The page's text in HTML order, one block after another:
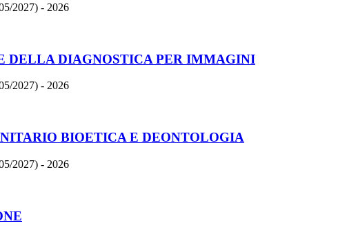
2027) - 2026
DELLA DIAGNOSTICA PER IMMAGINI
2027) - 2026
BIOETICA E DEONTOLOGIA
2027) - 2026